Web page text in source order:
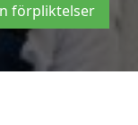
förpliktelser